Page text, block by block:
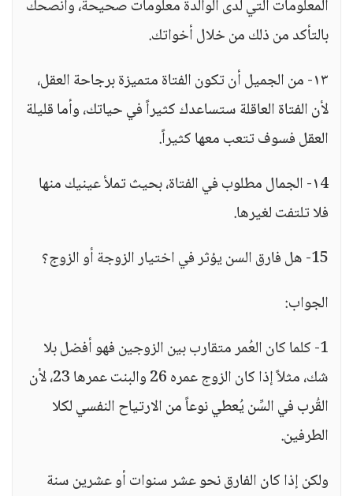
المعلومات التي لدى الوالدة معلومات صحيحة، وأنصحك
بالتأكد من ذلك من خلال أخواتك.
١٣- من الجميل أن تكون الفتاة متميزة برجاحة العقل،
لأن الفتاة العاقلة ستساعدك كثيراً في حياتك، وأما قليلة
العقل فسوف تتعب معها كثيراً.
١4- الجمال مطلوب في الفتاة، بحيث تملأ عينيك منها
فلا تلتفت لغيرها.
15- هل فارق السن يؤثر في اختيار الزوجة أو الزوج؟
الجواب:
1- كلما كان العُمر متقارب بين الزوجين فهو أفضل بلا
شك، مثلاً إذا كان الزوج عمره 26 والبنت عمرها 23، لأن
القُرب في السِّن يُعطي نوعاً من الارتياح النفسي لكلا
الطرفين.
ولكن إذا كان الفارق نحو عشر سنوات أو عشرين سنة